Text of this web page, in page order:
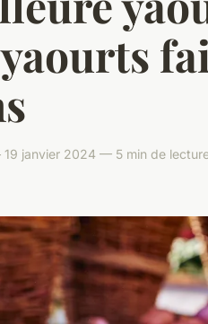
janvier 2024 — 5 min de